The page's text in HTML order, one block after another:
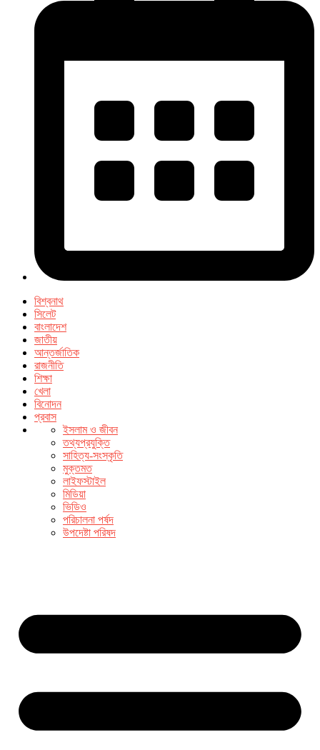
বিশ্বনাথ
সিলেট
বাংলাদেশ
জাতীয়
আন্তর্জাতিক
রাজনীতি
শিক্ষা
খেলা
বিনোদন
প্রবাস
ইসলাম ও জীবন
তথ্যপ্রযুক্তি
সাহিত্য-সংস্কৃতি
মুক্তমত
লাইফস্টাইল
মিডিয়া
ভিডিও
পরিচালনা পর্ষদ
উপদেষ্টা পরিষদ